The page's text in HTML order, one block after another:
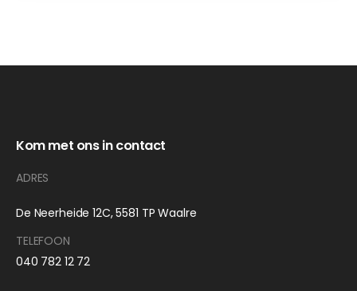
Team of
Kom met ons in contact
ADRES
De Neerheide 12C, 5581 TP Waalre
TELEFOON
040 782 12 72